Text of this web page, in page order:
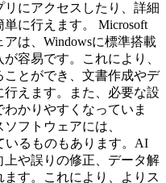
にアクセスしたり、詳細
に行えます。 Microsoft
は、Windowsに標準搭載
容易です。これにより、
とができ、文書作成やデ
えます。また、必要な設
かりやすくなっていま
フトウェアには、
いるものもあります。AI
や誤りの修正、データ解
す。これにより、よりス